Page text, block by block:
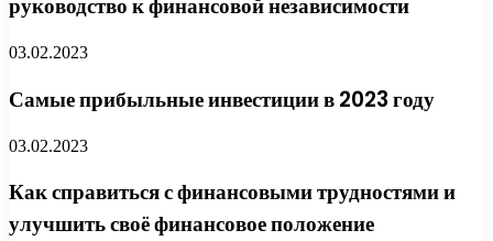
руководство к финансовой независимости
03.02.2023
Самые прибыльные инвестиции в 2023 году
03.02.2023
Как справиться с финансовыми трудностями и
улучшить своё финансовое положение